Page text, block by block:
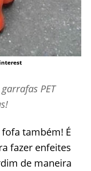
PET
também! É
fazer enfeites
de maneira